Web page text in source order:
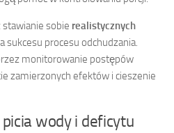
stawianie sobie realistycznych
sukcesu procesu odchudzania.
monitorowanie postępów
zamierzonych efektów i cieszenie
wody i deficytu